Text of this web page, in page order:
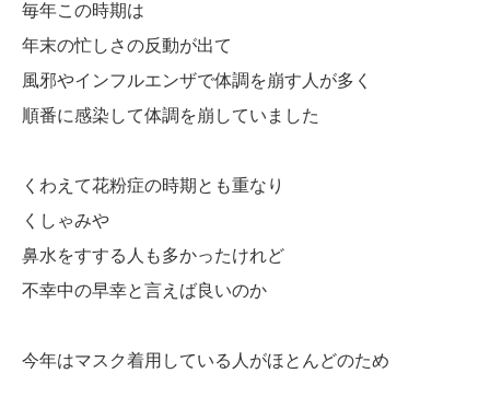
毎年この時期は
年末の忙しさの反動が出て
風邪やインフルエンザで体調を崩す人が多く
順番に感染して体調を崩していました
くわえて花粉症の時期とも重なり
くしゃみや
鼻水をすする人も多かったけれど
不幸中の早幸と言えば良いのか
今年はマスク着用している人がほとんどのため